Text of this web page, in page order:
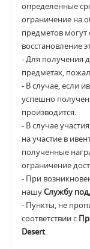
определенные
ограничение на
предметов
восстановление
- Для получения
предметах,
- В случае, если
успешно
производится.
- В случае
на участие в
полученные
ограничение
- При
нашуСлужбу
- Пункты, не
соответствии с
Desert.